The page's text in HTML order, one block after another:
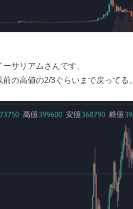
ーサリアムさんです。
前の高値の2/3ぐらいまで戻ってる。